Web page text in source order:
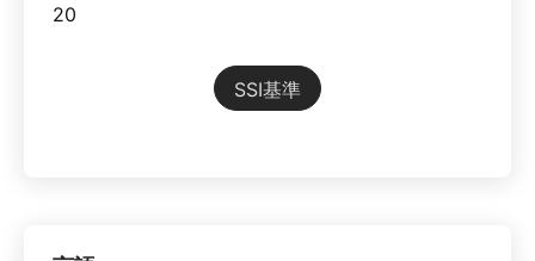
20
SSI基準